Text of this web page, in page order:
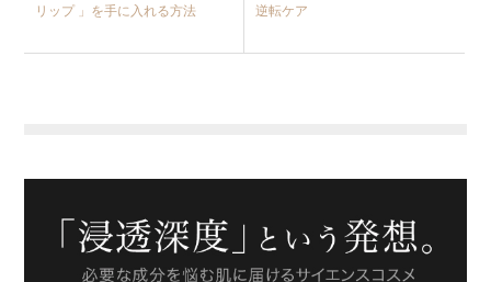
リップ 」を手に入れる方法
逆転ケア